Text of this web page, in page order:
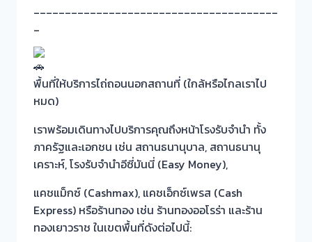
_______________________________________
_
พื้นที่ให้บริการไถ่ถอนนอกสถานที่ (ใกล้หรือไกลเราไป
หมด)
เราพร้อมเดินทางไปบริการคุณถึงหน้าโรงรับจำนำ ทั้ง
ภาครัฐและเอกชน เช่น สถานธนานุบาล, สถานธนานุ
เคราะห์, โรงรับจำนำอีซี่มันนี่ (Easy Money),
แคชแม็กซ์ (Cashmax), แคชเอ็กซ์เพรส (Cash
Express) หรือร้านทอง เช่น ร้านทองออโรร่า และร้าน
ทองเยาวราช ในเขตพื้นที่ดังต่อไปนี้: